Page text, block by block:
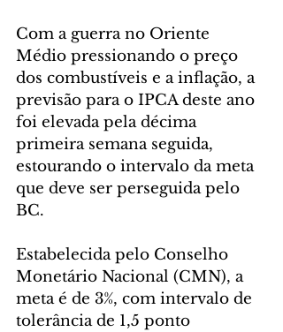
Com a guerra no Oriente
Médio pressionando o preço
dos combustíveis e a inflação, a
previsão para o IPCA deste ano
foi elevada pela décima
primeira semana seguida,
estourando o intervalo da meta
que deve ser perseguida pelo
BC.
Estabelecida pelo Conselho
Monetário Nacional (CMN), a
meta é de 3%, com intervalo de
tolerância de 1,5 ponto